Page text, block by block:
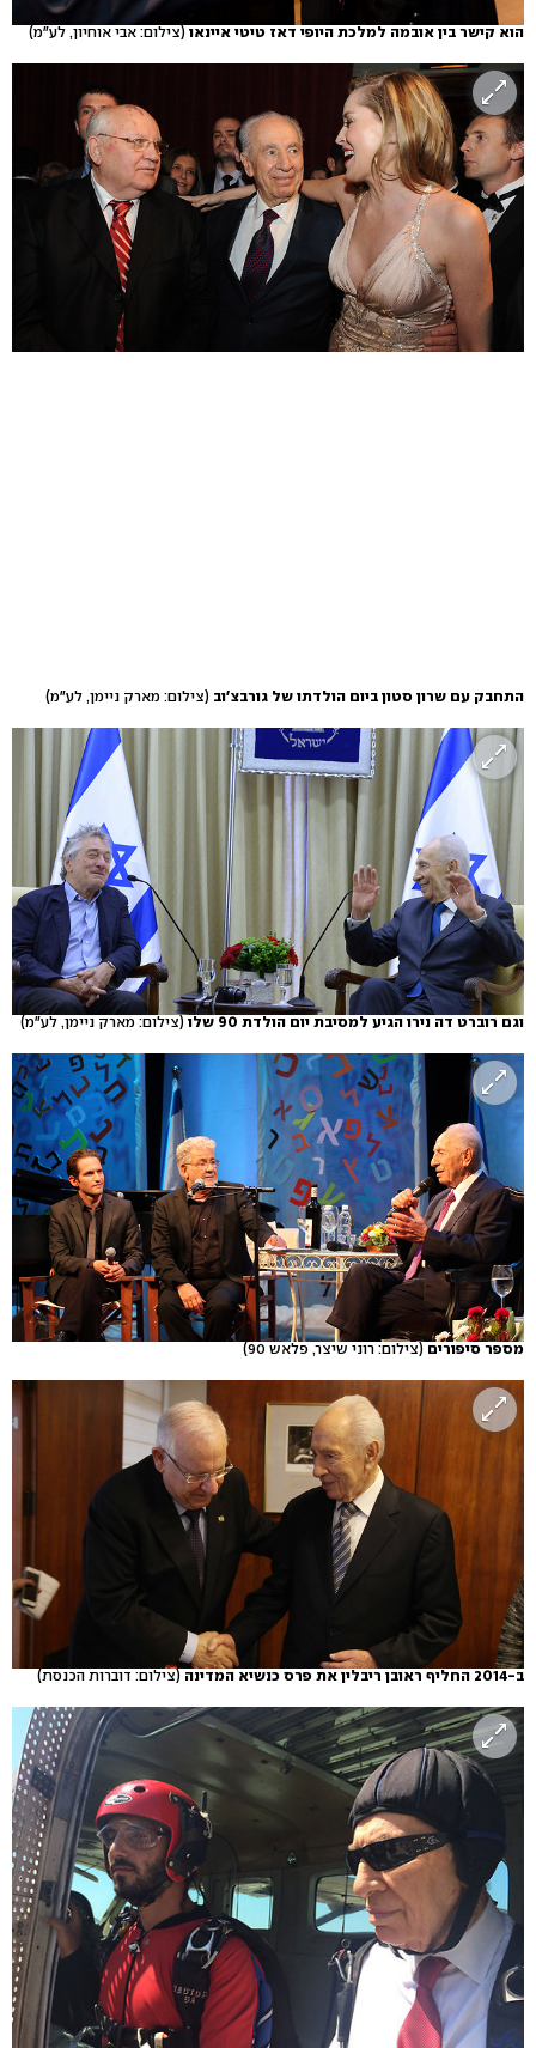
הוא קישר בין אובמה למלכת היופי דאז טיטי איינאו (צילום: אבי אוחיון, לע"מ)
התחבק עם שרון סטון ביום הולדתו של גורבצ'וב (צילום: מארק ניימן, לע"מ)
וגם רוברט דה נירו הגיע למסיבת יום הולדת 90 שלו (צילום: מארק ניימן, לע"מ)
מספר סיפורים (צילום: רוני שיצר, פלאש 90)
ב-2014 החליף ראובן ריבלין את פרס כנשיא המדינה (צילום: דוברות הכנסת)